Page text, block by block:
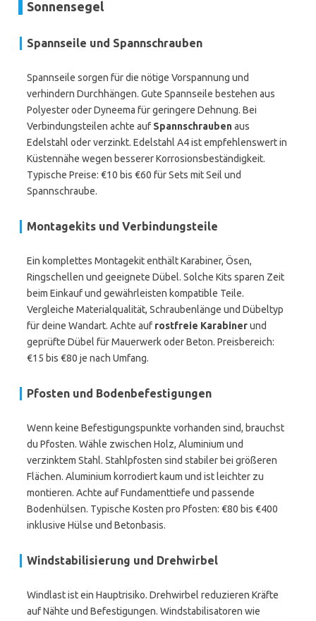
Sonnensegel
Spannseile und Spannschrauben
Spannseile sorgen für die nötige Vorspannung und
verhindern Durchhängen. Gute Spannseile bestehen aus
Polyester oder Dyneema für geringere Dehnung. Bei
Verbindungsteilen achte auf Spannschraubenaus
Edelstahl oder verzinkt. Edelstahl A4 ist empfehlenswert in
Küstennähe wegen besserer Korrosionsbeständigkeit.
Typische Preise: €10 bis €60 für Sets mit Seil und
Spannschraube.
Montagekits und Verbindungsteile
Ein komplettes Montagekit enthält Karabiner, Ösen,
Ringschellen und geeignete Dübel. Solche Kits sparen Zeit
beim Einkauf und gewährleisten kompatible Teile.
Vergleiche Materialqualität, Schraubenlänge und Dübeltyp
für deine Wandart. Achte auf rostfreie Karabinerund
geprüfte Dübel für Mauerwerk oder Beton. Preisbereich:
€15 bis €80 je nach Umfang.
Pfosten und Bodenbefestigungen
Wenn keine Befestigungspunkte vorhanden sind, brauchst
du Pfosten. Wähle zwischen Holz, Aluminium und
verzinktem Stahl. Stahlpfosten sind stabiler bei größeren
Flächen. Aluminium korrodiert kaum und ist leichter zu
montieren. Achte auf Fundamenttiefe und passende
Bodenhülsen. Typische Kosten pro Pfosten: €80 bis €400
inklusive Hülse und Betonbasis.
Windstabilisierung und Drehwirbel
Windlast ist ein Hauptrisiko. Drehwirbel reduzieren Kräfte
auf Nähte und Befestigungen. Windstabilisatoren wie